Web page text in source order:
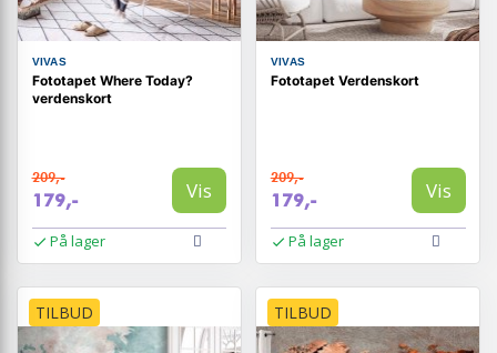
VIVAS
Fototapet Where Today?
verdenskort
209,-
179,- Vis
På lager
VIVAS
Fototapet Verdenskort
209,-
179,- Vis
På lager
TILBUD TILBUD